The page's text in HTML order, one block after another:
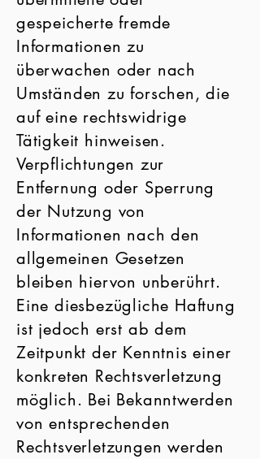
gespeicherte fremde
Informationen zu
überwachen oder nach
Umständen zu forschen, die
auf eine rechtswidrige
Tätigkeit hinweisen.
Verpflichtungen zur
Entfernung oder Sperrung
der Nutzung von
Informationen nach den
allgemeinen Gesetzen
bleiben hiervon unberührt.
Eine diesbezügliche Haftung
ist jedoch erst ab dem
Zeitpunkt der Kenntnis einer
konkreten Rechtsverletzung
möglich. Bei Bekanntwerden
von entsprechenden
Rechtsverletzungen werden